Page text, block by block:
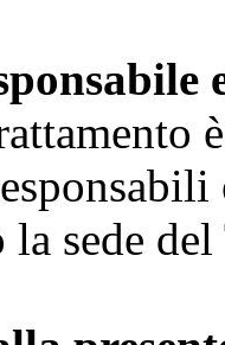
la sede